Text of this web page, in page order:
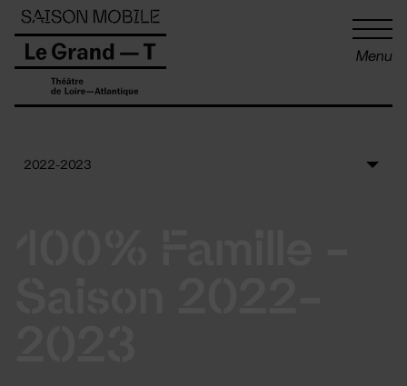
Menu
Panneau de gestion des cookies